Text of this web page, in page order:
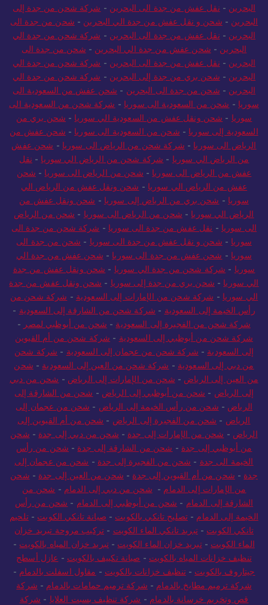
البحرين - نقل عفش من جدة الى البحرين - شركة شحن من جدة إلى
البحرين - شحن و نقل عفش من جدة الي البحرين - شحن من جدة الى
البحرين - نقل عفش من جدة الى البحرين - شركة شحن من جدة الي
البحرين - شحن عفش من جدة الي البحرين - شحن من جدة الى
البحرين - نقل عفش من جدة الى البحرين - شركة شحن من جدة الي
البحرين - شحن بري من جدة إلى البحرين - شركة شحن من جدة الي
البحرين - شحن من جدة الى البحرين - شحن عفش من السعودية الى
سوريا - شحن من السعودية الى سوريا - شركة شحن من السعودية الى
سوريا - شحن ونقل عفش من السعودية الي سوريا - شحن بري من
السعودية إلى سوريا - شحن من السعودية الى سوريا - شحن عفش من
الرياض الى سوريا - شركة شحن من الرياض الى سوريا - شحن عفش
من الرياض الي سوريا - شركة شحن من الرياض الي سوريا - نقل
عفش من الرياض الى سوريا - شحن من الرياض الى سوريا - شحن
عفش من الرياض الي سوريا - شحن ونقل عفش من الرياض الي
سوريا - شحن بري من الرياض إلى سوريا - شحن ونقل عفش من
الرياض الي سوريا - شحن من الرياض الى سوريا - شحن من الرياض
الى سوريا - نقل عفش من جدة الى سوريا - شركة شحن من جدة الى
سوريا - شحن و نقل عفش من جدة الى سوريا - شحن من جدة الى
سوريا - شحن عفش من جدة الى سوريا - شحن عفش من جدة الي
سوريا - شركة شحن من جدة الي سوريا - شحن ونقل عفش من جدة
الي سوريا - شحن بري من جدة إلى سوريا - شحن ونقل عفش من جدة
الي سوريا - شركة شحن من الإمارات إلى السعودية - شركة شحن من
رأس الخيمة إلى السعودية - شركة شحن من الشارقة إلى السعودية -
شركة شحن من الفجيرة إلى السعودية - شحن من أبوظبي لمصر -
شركة شحن من أبوظبي إلى السعودية - شركة شحن من أم القيوين
إلى السعودية - شركة شحن من عجمان إلى السعودية - شركة شحن
من دبي إلى السعودية - شركة شحن من العين إلى السعودية - شحن
من العين إلى الرياض - شحن من الإمارات إلى الرياض - شحن من دبي
إلى الرياض - شحن من أبوظبي إلى الرياض - شحن من الشارقة إلى
الرياض - شحن من رأس الخيمة إلى الرياض - شحن من عجمان إلى
الرياض - شحن من الفجيرة إلى الرياض - شحن من أم القيوين إلى
الرياض - شحن من الإمارات إلى جدة - شحن من دبي إلى جدة - شحن
من أبوظبي إلى جدة - شحن من الشارقة إلى جدة - شحن من رأس
الخيمة الى جدة - شحن من الفجيرة إلى جدة - شحن من عجمان إلى
جدة - شحن من أم القيوين إلى جدة - شحن من العين إلى جدة - شحن
من الإمارات إلى الدمام - شحن من دبي إلى الدمام - شحن من
الشارقة إلى الدمام - شحن من أبوظبي إلى الدمام - شحن من رأس
الخيمة إلى الدمام -تصليح تانكي بالكويت - صيانة تانكي الكويت -تلحيم
تانكي الكويت -تبريد تانكي الماء الكويت - تركيب مروحة تبريد خزان
الماء الكويت -تبريد خزان الماء الكويت - تبريد خزان المياه بالكويت -
تنظيف خزانات المياه بالكويت - صيانة تكييف بالكويت - عازل أسطح
جيتاروف بالكويت -تنظيف خزانات بالكويت - مقاول اسفلت بالدمام -
شركة ترميم مطابخ بالدمام - شركة ترميم حمامات بالدمام - شركة
قص وتخريم خرسانة بالدمام - شركة تنظيف بسبت العلايا - شركة